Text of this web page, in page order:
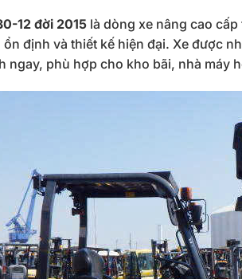
12 đời 2015 là dòng xe nâng cao
định và thiết kế hiện đại. Xe được
ngay, phù hợp cho kho bãi, nhà máy